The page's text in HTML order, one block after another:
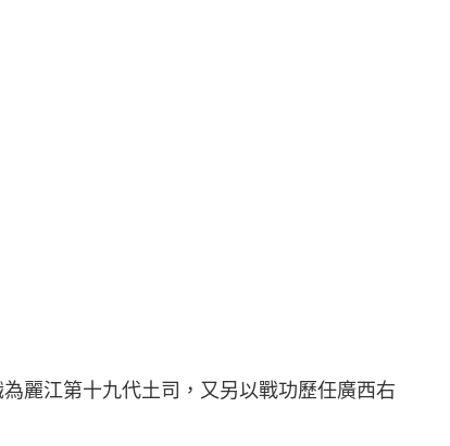
麗江第十九代土司，又另以戰功歷任廣西右